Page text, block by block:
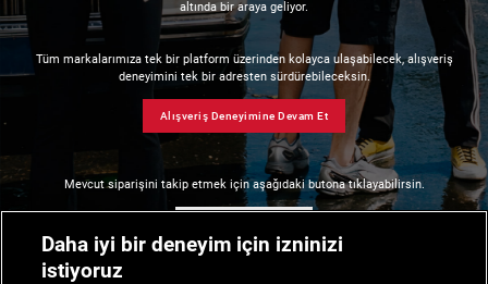
altında bir araya geliyor.
Tüm markalarımıza tek bir platform üzerinden kolayca ulaşabilecek, alışveriş
deneyimini tek bir adresten sürdürebileceksin.
Alışveriş Deneyimine Devam Et
Mevcut siparişini takip etmek için aşağıdaki butona tıklayabilirsin.
Daha iyi bir deneyim için izninizi
istiyoruz